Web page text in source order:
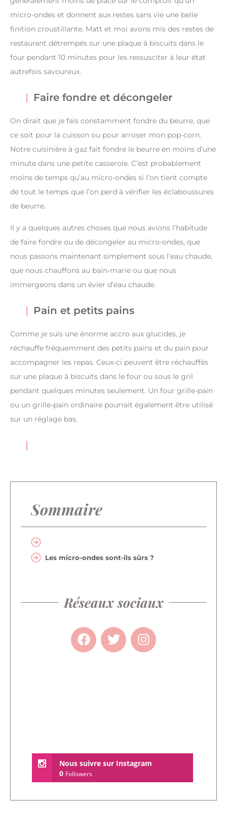
micro-ondes et donnent aux restes sans vie une belle
finition croustillante. Matt et moi avons mis des restes de
restaurant détrempés sur une plaque à biscuits dans le
four pendant 10 minutes pour les ressusciter à leur état
autrefois savoureux.
Faire fondre et décongeler
On dirait que je fais constamment fondre du beurre, que
ce soit pour la cuisson ou pour arroser mon pop-corn.
Notre cuisinière à gaz fait fondre le beurre en moins d’une
minute dans une petite casserole. C’est probablement
moins de temps qu’au micro-ondes si l’on tient compte
de tout le temps que l’on perd à vérifier les éclaboussures
de beurre.
Il y a quelques autres choses que nous avions l’habitude
de faire fondre ou de décongeler au micro-ondes, que
nous passons maintenant simplement sous l’eau chaude,
que nous chauffons au bain-marie ou que nous
immergeons dans un évier d’eau chaude.
Pain et petits pains
Comme je suis une énorme accro aux glucides, je
réchauffe fréquemment des petits pains et du pain pour
accompagner les repas. Ceux-ci peuvent être réchauffés
sur une plaque à biscuits dans le four ou sous le gril
pendant quelques minutes seulement. Un four grille-pain
ou un grille-pain ordinaire pourrait également être utilisé
sur un réglage bas.
Sommaire
Les micro-ondes sont-ils sûrs ?
Réseaux sociaux
Nous suivre sur Instagram
0 Followers